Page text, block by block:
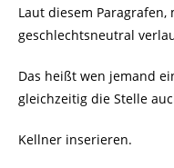
Laut diesem
geschlechtsneutral
Das heißt wen jemand
gleichzeitig die Stelle
Kellner inserieren.